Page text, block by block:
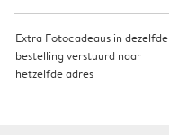
Extra Fotocadeaus in dezelfde
bestelling verstuurd naar
hetzelfde adres